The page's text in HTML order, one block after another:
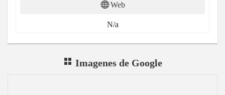
Web
N/a
Imagenes de Google